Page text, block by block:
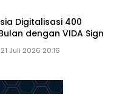
Digitalisasi 400
dengan VIDA Sign
Juli 2026 20:16